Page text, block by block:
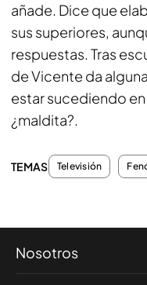
añade. Dice que
sus superiores,
respuestas. Tras
de Vicente da
estar sucediendo
¿maldita?.
TEMAS Televisión
Nosotros